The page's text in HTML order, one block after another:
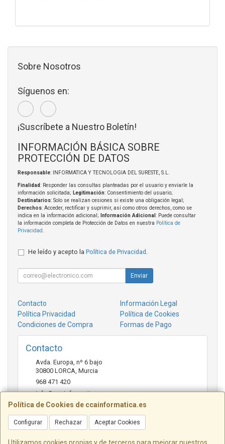
Política de Cookies de ccainformatica.es
Configurar Rechazar Aceptar Cookies
Sobre Nosotros
Síguenos en:
¡Suscríbete a Nuestro Boletín!
INFORMACIÓN BÁSICA SOBRE
PROTECCIÓN DE DATOS
Responsable: INFORMATICA Y TECNOLOGIA DEL SURESTE, S.L.
Finalidad: Responder las consultas planteadas por el usuario y enviarle la
información solicitada; Legitimación: Consentimiento del usuario;
Destinatarios: Solo se realizan cesiones si existe una obligación legal;
Derechos: Acceder, rectificar y suprimir, así como otros derechos, como se
indica en la información adicional;
Información Adicional : Puede consultar
la información completa de Protección de Datos en nuestra Política de
Privacidad
He leído y acepto la Política de Privacidad
Enviar
Contacto
Información Legal
Política Privacidad
Política de Cookies
Condiciones de Compra
Formas de Pago
Contacto
Avda. Europa, nº 6 bajo
30800 LORCA Murcia
968 471 420
info@ccainformatica.es
Horario
L-V: 9:30 h a 14 h - 16:30 h a 20:30 h - Sab: 10 h a 14 h